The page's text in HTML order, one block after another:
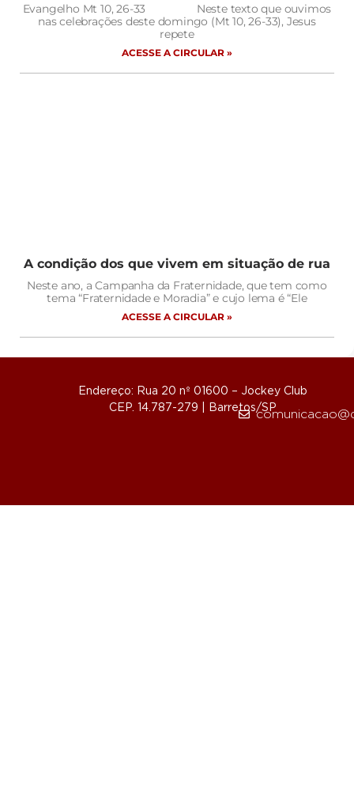
Evangelho Mt 10, 26-33 Neste texto que ouvimos
nas celebrações deste domingo (Mt 10, 26-33), Jesus
repete
ACESSE A CIRCULAR »
A condição dos que vivem em situação de rua
Neste ano, a Campanha da Fraternidade, que tem como
tema “Fraternidade e Moradia” e cujo lema é “Ele
ACESSE A CIRCULAR »
Endereço: Rua 20 nº 01600 – Jockey Club
CEP. 14.787-279 | Barretos/SP